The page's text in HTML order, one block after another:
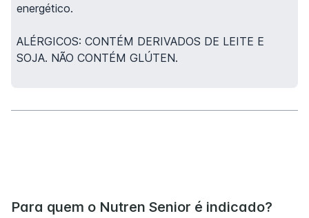
energético.
ALÉRGICOS: CONTÉM DERIVADOS DE LEITE E
SOJA. NÃO CONTÉM GLÚTEN.
Para quem o Nutren Senior é indicado?